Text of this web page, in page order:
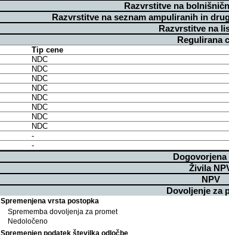
Razvrstitve na
Razvrstitve na seznam ampuliranih in
Razvrstitve na
Regulirana
Tip cene
NDC
NDC
NDC
NDC
NDC
NDC
NDC
NDC
-
-
Dogovorjena
Živila
NPV
Dovoljenje za
Spremenjena vrsta postopka
Sprememba dovoljenja za promet
Nedoločeno
Spremenjen podatek številka odločbe